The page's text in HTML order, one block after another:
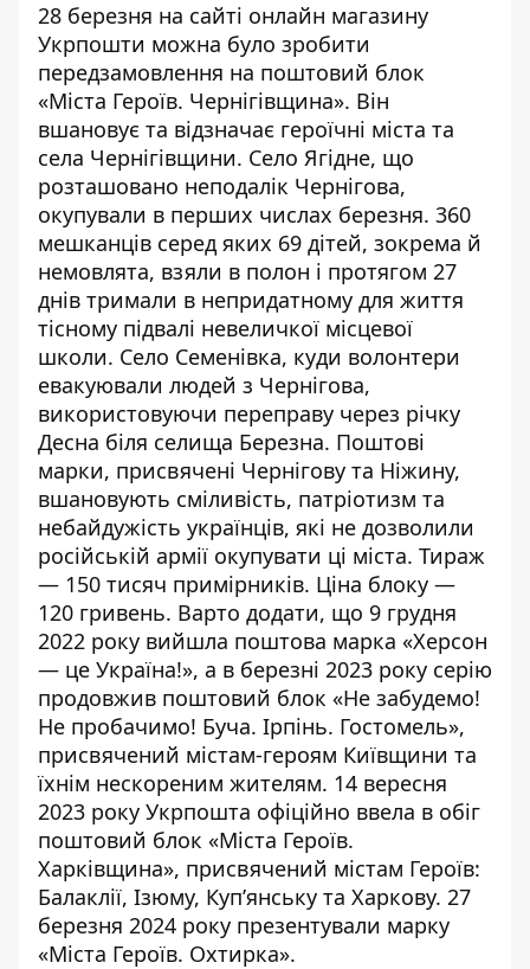
28 березня на сайті онлайн магазину
Укрпошти можна було зробити
передзамовлення на поштовий блок
«Міста Героїв. Чернігівщина». Він
вшановує та відзначає героїчні міста та
села Чернігівщини. Село Ягідне, що
розташовано неподалік Чернігова,
окупували в перших числах березня. 360
мешканців серед яких 69 дітей, зокрема й
немовлята, взяли в полон і протягом 27
днів тримали в непридатному для життя
тісному підвалі невеличкої місцевої
школи. Село Семенівка, куди волонтери
евакуювали людей з Чернігова,
використовуючи переправу через річку
Десна біля селища Березна. Поштові
марки, присвячені Чернігову та Ніжину,
вшановують сміливість, патріотизм та
небайдужість українців, які не дозволили
російській армії окупувати ці міста. Тираж
— 150 тисяч примірників. Ціна блоку —
120 гривень. Варто додати, що 9 грудня
2022 року вийшла поштова марка «Херсон
— це Україна!», а в березні 2023 року серію
продовжив поштовий блок «Не забудемо!
Не пробачимо! Буча. Ірпінь. Гостомель»,
присвячений містам-героям Київщини та
їхнім нескореним жителям. 14 вересня
2023 року Укрпошта офіційно ввела в обіг
поштовий блок «Міста Героїв.
Харківщина», присвячений містам Героїв:
Балаклії, Ізюму, Куп’янську та Харкову. 27
березня 2024 року презентували марку
«Міста Героїв. Охтирка».